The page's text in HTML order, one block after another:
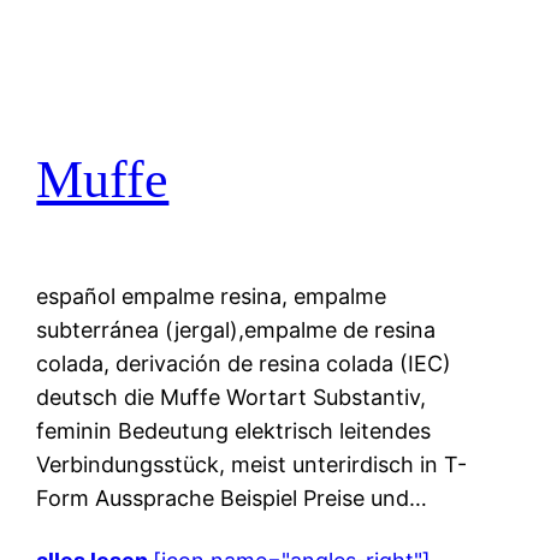
Muffe
español empalme resina, empalme
subterránea (jergal),empalme de resina
colada, derivación de resina colada (IEC)
deutsch die Muffe Wortart Substantiv,
feminin Bedeutung elektrisch leitendes
Verbindungsstück, meist unterirdisch in T-
Form Aussprache Beispiel Preise und…